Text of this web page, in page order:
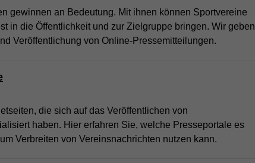
gewinnen an Bedeutung. Mit ihnen können Sportvereine
in die Öffentlichkeit und zur Zielgruppe bringen. Wir geben
Veröffentlichung von Online-Pressemitteilungen.
die sich auf das Veröffentlichen von
haben. Hier erfahren Sie, welche Presseportale es
Verbreiten von Vereinsnachrichten nutzen kann.
1 Jahr
Enthält die gewählten Tracking-Optin-
_ga_Z8M37YR1K2
Enthält Informationen zu den Sitzungen und
Interaktionen des Nutzers auf der Seite. Diese
ID ist spezifisch für die Property mit der Kennung
6 Monate
Das NID-Cookie enthält eine eindeutige ID, über
werden sollen (z. B. 10 oder 20) und ob der
Google SafeSearch-Filter aktiviert sein soll.
auf unserer Website externe Inhalte, um Ihnen
anzubieten.